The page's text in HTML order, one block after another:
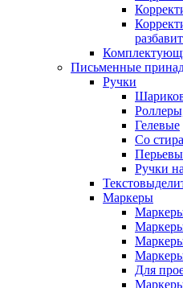
Письменные
Ручки
Гелевые
Со
Ручки
Маркеры
Для